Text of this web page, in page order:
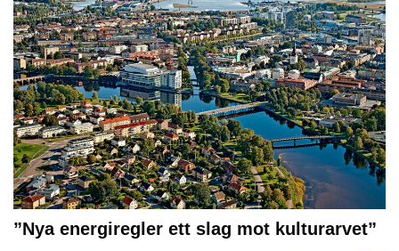
”Nya energiregler ett slag mot kulturarvet”